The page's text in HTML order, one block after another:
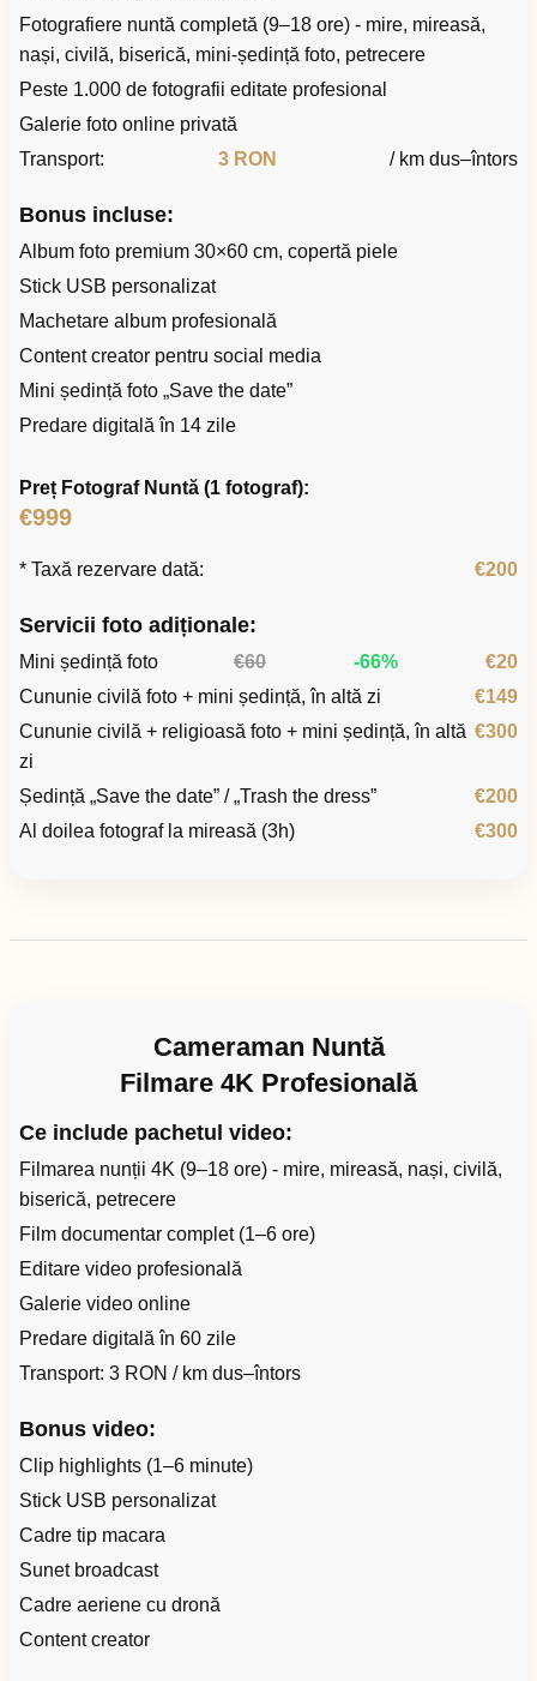
Fotografiere nuntă completă (9–18 ore) - mire, mireasă,
nași, civilă, biserică, mini-ședință foto, petrecere
Peste 1.000 de fotografii editate profesional
Galerie foto online privată
Transport:
3 RON / km dus–întors
Bonus incluse:
Album foto premium 30×60 cm, copertă piele
Stick USB personalizat
Machetare album profesională
Content creator pentru social media
Mini ședință foto „Save the date”
Predare digitală în 14 zile
Preț Fotograf Nuntă (1 fotograf):
€999
* Taxă rezervare dată: €200
Servicii foto adiționale:
Mini ședință foto €60 -66%
€20
Cununie civilă foto + mini ședință, în altă zi
€149
Cununie civilă + religioasă foto + mini ședință, în altă
zi
€300
Ședință „Save the date” / „Trash the dress”
€200
Al doilea fotograf la mireasă (3h)
€300
Cameraman Nuntă
Filmare 4K Profesională
Ce include pachetul video:
Filmarea nunții 4K (9–18 ore) - mire, mireasă, nași, civilă,
biserică, petrecere
Film documentar complet (1–6 ore)
Editare video profesională
Galerie video online
Predare digitală în 60 zile
Transport: 3 RON / km dus–întors
Bonus video:
Clip highlights (1–6 minute)
Stick USB personalizat
Cadre tip macara
Sunet broadcast
Cadre aeriene cu dronă
Content creator